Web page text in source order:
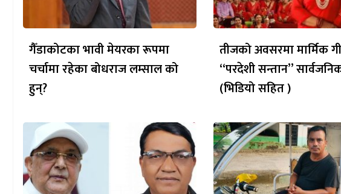
गैँडाकोटका भावी मेयरका रूपमा
चर्चामा रहेका बोधराज लम्साल को
हुन्?
तीजको अवसरमा मार्मिक
“परदेशी सन्तान”
(भिडियो सहित )